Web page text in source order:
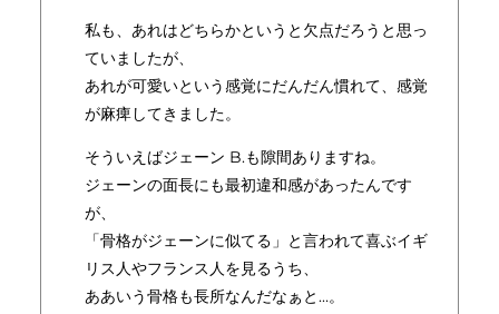
私も、あれはどちらかというと欠点だろうと思っ
ていましたが、
あれが可愛いという感覚にだんだん慣れて、感覚
が麻痺してきました。
そういえばジェーン B.も隙間ありますね。
ジェーンの面長にも最初違和感があったんです
が、
「骨格がジェーンに似てる」と言われて喜ぶイギ
リス人やフランス人を見るうち、
ああいう骨格も長所なんだなぁと…。